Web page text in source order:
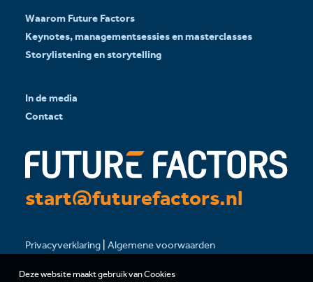
Waarom Future Factors
Keynotes, managementsessies en masterclasses
Storylistening en storytelling
In de media
Contact
start@futurefactors.nl
Privacyverklaring Algemene voorwaarden
Deze website maakt gebruik van Cookies